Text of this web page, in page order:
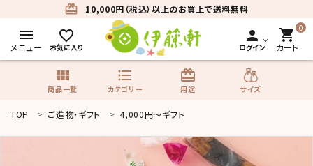
card_giftcard 10,000円（税込）以上のお買上で送料無料
menu
メニュー
favorite_border
お気に入り
person
ログイン
0
shopping_cart
カート
view_module
商品一覧
format_list_bulleted
カテゴリー
card_giftcard
用途 サイズ
TOP ご進物・ギフト 4,000円～ギフト